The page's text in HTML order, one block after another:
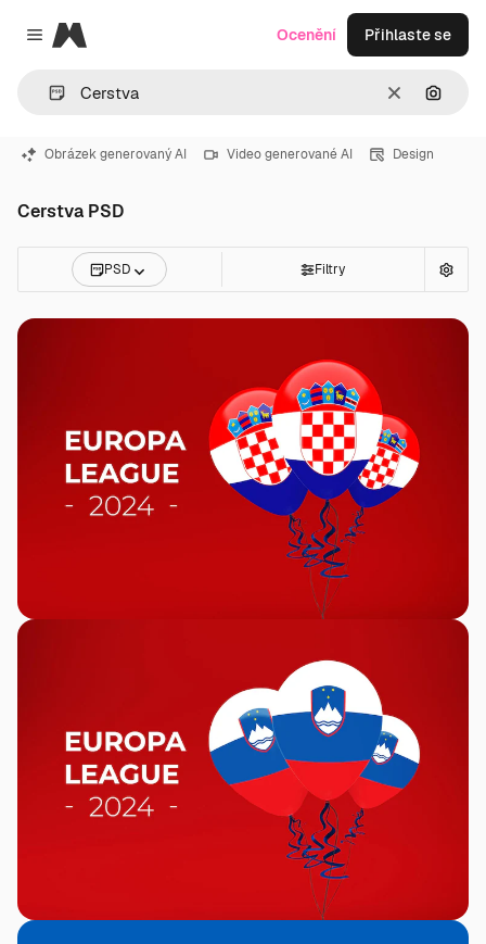
Close menu
Magnific
ZrušitHledat
Ocenění Přihlaste se
Obrázek generovaný AI Video generované AI Design
Cerstva PSD
PSD Filtry